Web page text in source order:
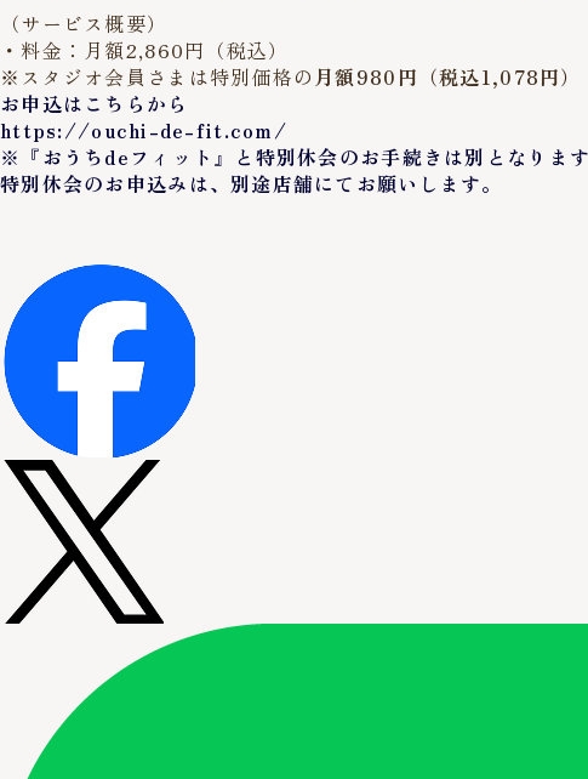
（サービス概要）
・料金：月額2,860円（税込）
※スタジオ会員さまは特別価格の 月額980円（税込1,078円）
お申込はこちらから
https://ouchi-de-fit.com/
※『おうちdeフィット』と特別休会のお手続きは別となります
特別休会のお申込みは、別途店舗にてお願いします。